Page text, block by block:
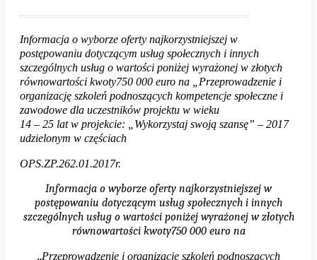
uczestników
projektu
w
wieku
14
lat
w
projekcie:
Informacja o wyborze oferty najkorzystniejszej w
postępowaniu dotyczącym usług społecznych i innych
szczególnych usług o wartości poniżej wyrażonej w złotych
równowartości kwoty750 000 euro na „ Przeprowadzenie i
organizację szkoleń podnoszących kompetencje społeczne i
zawodowe dla uczestników projektu w wieku
14 – 25 lat w projekcie: „Wykorzystaj swoją szansę” – 2017
udzielonym w częściach
OPS.ZP.262.01.2017r.
Informacja o wyborze oferty najkorzystniejszej w
postępowaniu dotyczącym usług społecznych i innych
szczególnych usług o wartości poniżej wyrażonej w złotych
równowartości kwoty750 000 euro na
„Przeprowadzenie i organizację szkoleń podnoszących